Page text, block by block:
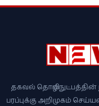
தகவல்
பரப்புக்கு அறிமுகம்